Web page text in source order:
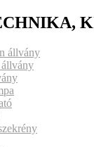
állvány